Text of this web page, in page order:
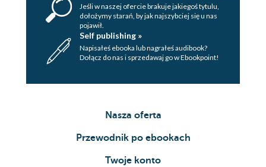
Jeśli w naszej ofercie brakuje jakiegoś tytulu,
dołożymy starań, by jak najszybciej się u nas
pojawił.
Self publishing »
Napisałeś ebooka lub nagrałeś audibook?
Dołącz do nas i sprzedawaj go w Ebookpoint!
Nasza oferta
Przewodnik po ebookach
Twoje konto